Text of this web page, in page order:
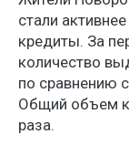
стали
кредиты. За
количество
по сравнению
Общий объем
раза.